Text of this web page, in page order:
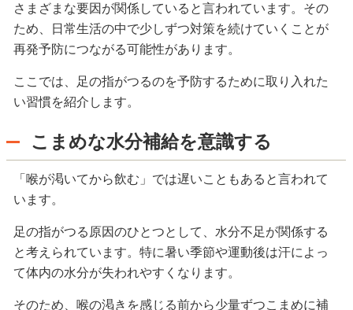
さまざまな要因が関係していると言われています。その
ため、日常生活の中で少しずつ対策を続けていくことが
再発予防につながる可能性があります。
ここでは、足の指がつるのを予防するために取り入れた
い習慣を紹介します。
こまめな水分補給を意識する
「喉が渇いてから飲む」では遅いこともあると言われて
います。
足の指がつる原因のひとつとして、水分不足が関係する
と考えられています。特に暑い季節や運動後は汗によっ
て体内の水分が失われやすくなります。
そのため、喉の渇きを感じる前から少量ずつこまめに補